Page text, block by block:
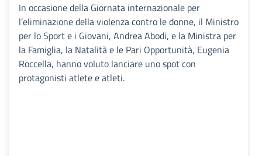
In occasione della Giornata internazionale per
l’eliminazione della violenza contro le donne, il Ministro
per lo Sport e i Giovani, Andrea Abodi, e la Ministra per
la Famiglia, la Natalità e le Pari Opportunità, Eugenia
Roccella, hanno voluto lanciare uno spot con
protagonisti atlete e atleti.